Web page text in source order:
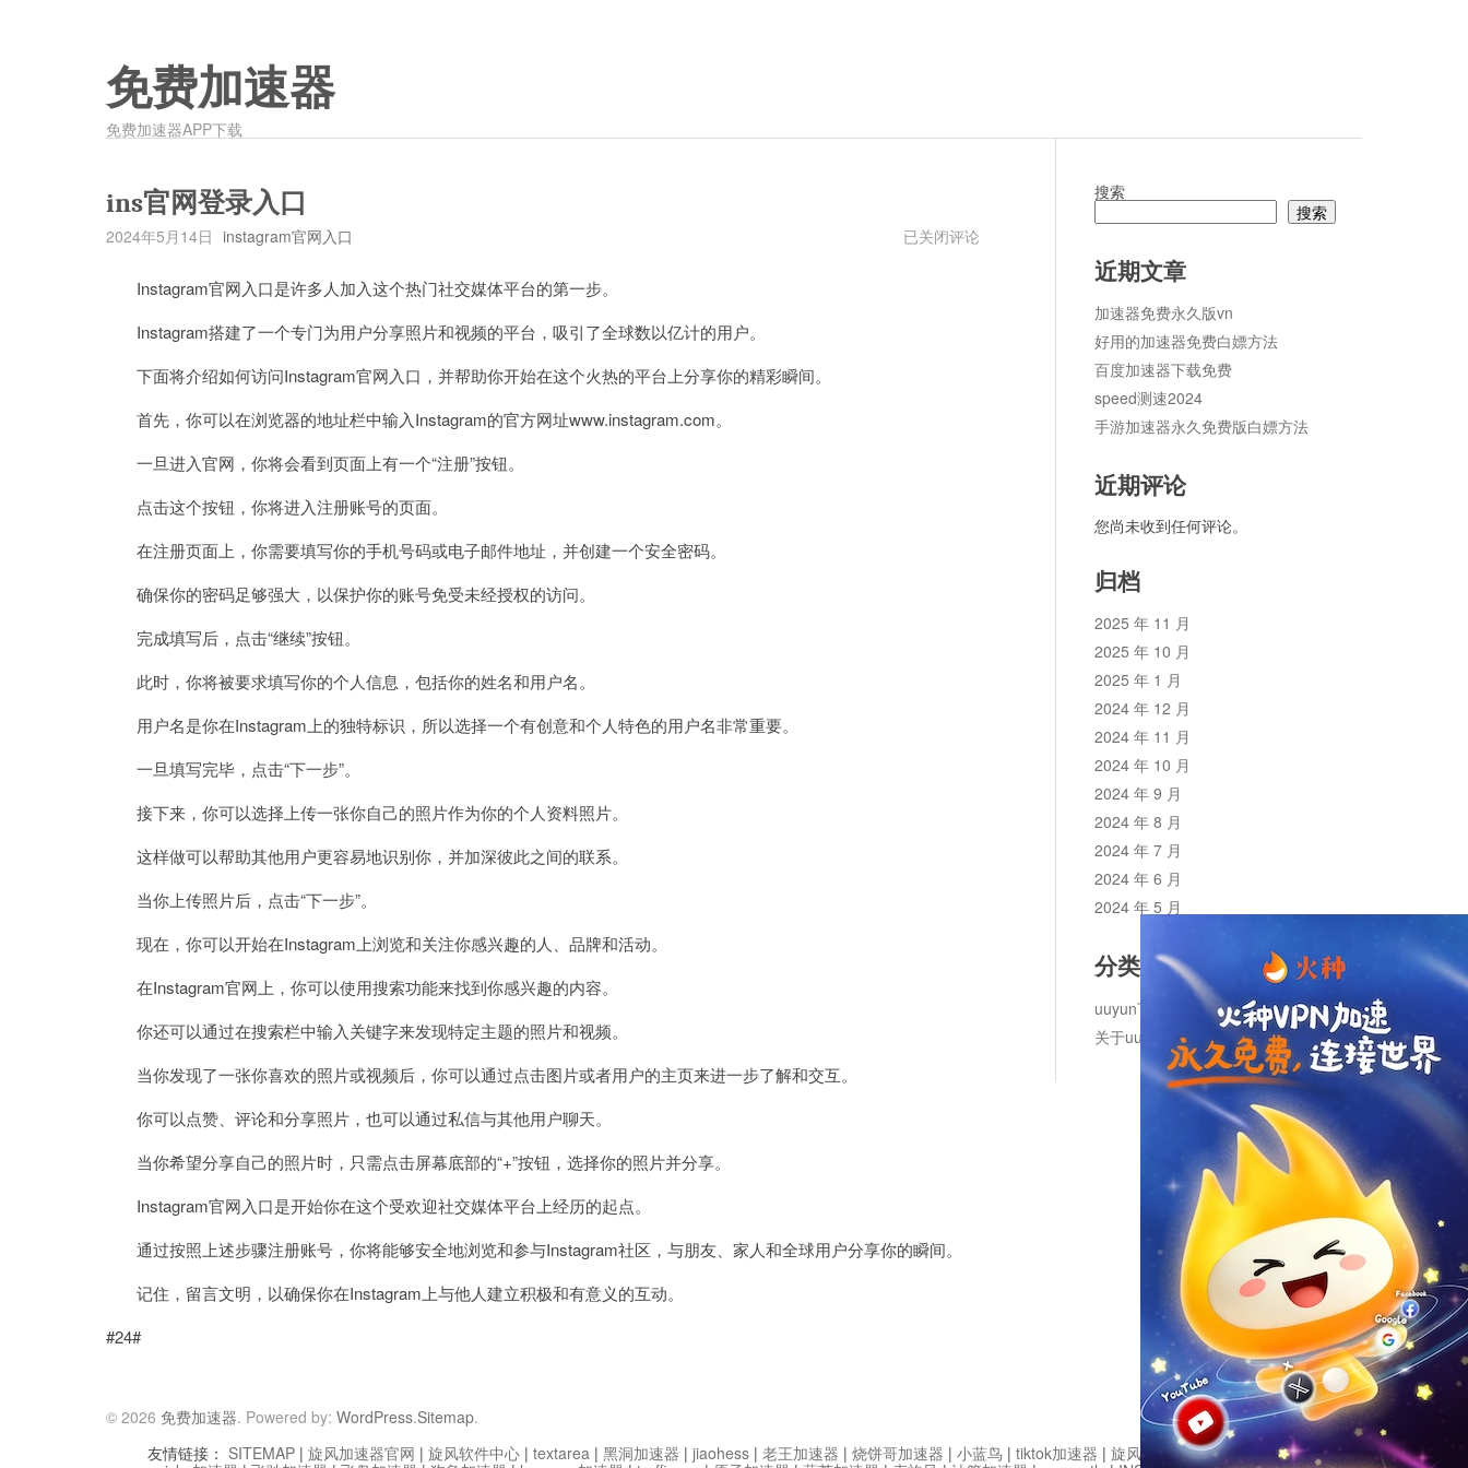
免费加速器
免费加速器APP下载
ins官网登录入口
2024年5月14日 instagram官网入口
ins
已关闭评论
Instagram官网入口是许多人加入这个热门社交媒体平台的第一步。
Instagram搭建了一个专门为用户分享照片和视频的平台，吸引了全球数以亿计的用户。
下面将介绍如何访问Instagram官网入口，并帮助你开始在这个火热的平台上分享你的精彩瞬间。
首先，你可以在浏览器的地址栏中输入Instagram的官方网址www.instagram.com。
一旦进入官网，你将会看到页面上有一个“注册”按钮。
点击这个按钮，你将进入注册账号的页面。
在注册页面上，你需要填写你的手机号码或电子邮件地址，并创建一个安全密码。
确保你的密码足够强大，以保护你的账号免受未经授权的访问。
完成填写后，点击“继续”按钮。
此时，你将被要求填写你的个人信息，包括你的姓名和用户名。
用户名是你在Instagram上的独特标识，所以选择一个有创意和个人特色的用户名非常重要。
一旦填写完毕，点击“下一步”。
接下来，你可以选择上传一张你自己的照片作为你的个人资料照片。
这样做可以帮助其他用户更容易地识别你，并加深彼此之间的联系。
当你上传照片后，点击“下一步”。
现在，你可以开始在Instagram上浏览和关注你感兴趣的人、品牌和活动。
在Instagram官网上，你可以使用搜索功能来找到你感兴趣的内容。
你还可以通过在搜索栏中输入关键字来发现特定主题的照片和视频。
当你发现了一张你喜欢的照片或视频后，你可以通过点击图片或者用户的主页来进一步了解和交互。
你可以点赞、评论和分享照片，也可以通过私信与其他用户聊天。
当你希望分享自己的照片时，只需点击屏幕底部的“+”按钮，选择你的照片并分享。
Instagram官网入口是开始你在这个受欢迎社交媒体平台上经历的起点。
通过按照上述步骤注册账号，你将能够安全地浏览和参与Instagram社区，与朋友、家人和全球用户分享你的瞬间。
记住，留言文明，以确保你在Instagram上与他人建立积极和有意义的互动。
#24#
搜索
搜索
近期文章
加速器免费永久版vn
好用的加速器免费白嫖方法
百度加速器下载免费
speed测速2024
手游加速器永久免费版白嫖方法
近期评论
您尚未收到任何评论。
归档
2025 年 11 月
2025 年 10 月
2025 年 1 月
2024 年 12 月
2024 年 11 月
2024 年 10 月
2024 年 9 月
2024 年 8 月
2024 年 7 月
2024 年 6 月
2024 年 5 月
分类目录
uuyun下载
关于uuyun
© 2026 免费加速器. Powered by: WordPress.Sitemap.
友情链接： SITEMAP | 旋风加速器官网 | 旋风软件中心 | textarea | 黑洞加速器 | jiaohess | 老王加速器 | 烧饼哥加速器 | 小蓝鸟 | tiktok加速器 | 旋风加速度器|旋风加速 |